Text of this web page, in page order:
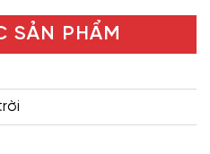
SẢN PHẨM